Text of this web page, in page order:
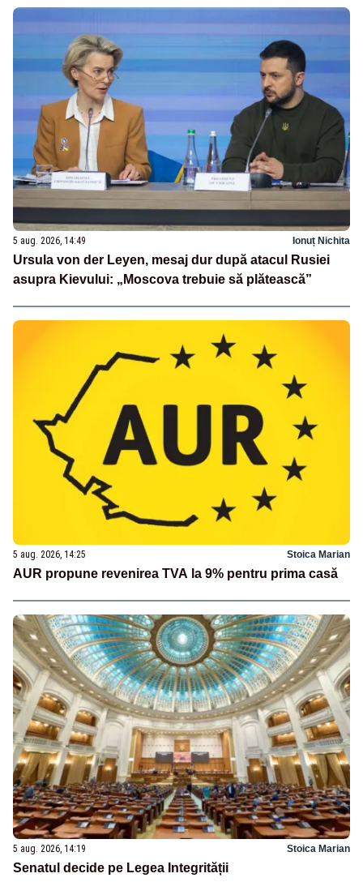
5 aug. 2026, 14:49 Ionuț Nichita
Ursula von der Leyen, mesaj dur după atacul Rusiei
asupra Kievului: „Moscova trebuie să plătească”
5 aug. 2026, 14:25 Stoica Marian
AUR propune revenirea TVA la 9% pentru prima casă
5 aug. 2026, 14:19 Stoica Marian
Senatul decide pe Legea Integrității